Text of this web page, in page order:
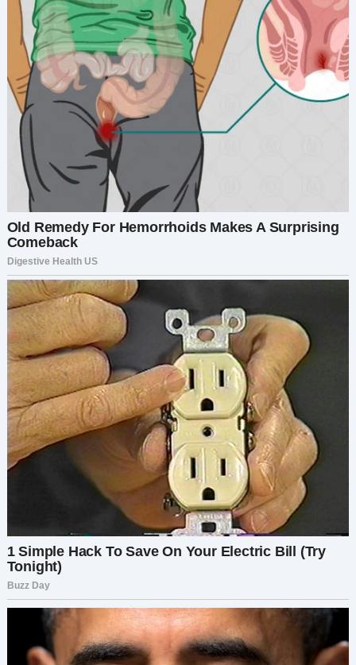
Артём всегда жаждал контроля над Wildflower
Boutique — моим онлайн-магазином,
превратившимся в стремительно растущий
модный бренд. Два года назад я позволила ему
стать совладельцем, якобы для работы с
инвесторами. Его имя теперь стояло везде. Так
что я решила дать ему то, чего он хотел.
За три месяца до того, как я застала их, я
заметила странности в отчётности и начала
действовать. Зарегистрировала новую
компанию под другим названием, перевела на
неё ключевые контракты и отношения с
поставщиками, обеспечила лояльность своей
креативной команды. Артём ничего не
заподозрил.
Тем же вечером я передала ему документы о
разводе за ужином. «Я знаю про тебя и Марину,
— сказала я. — Свою часть я уже подписала». Он
попытался оправдаться, но я оставалась
спокойной. Когда он потребовал полное
владение Wildflower, я вручила ему бумаги,
передающие все права.
Он опешил. «Ты не собираешься бороться?»
«Нет. Я иду дальше».
Подписание прошло в офисе Жени. Адвокат
Артёма ехидно ухмылялся, думая, что меня
провели. На выходе я вручила Артёму
маленькую коробочку. Внутри была лишь